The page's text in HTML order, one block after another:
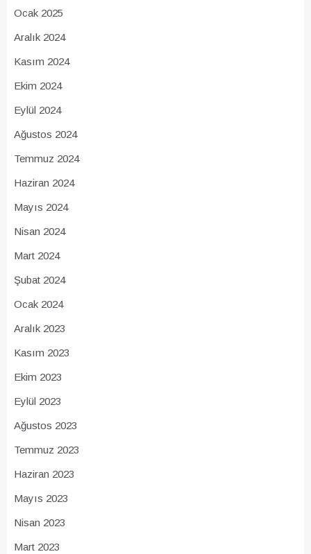
Ocak 2025
Aralık 2024
Kasım 2024
Ekim 2024
Eylül 2024
Ağustos 2024
Temmuz 2024
Haziran 2024
Mayıs 2024
Nisan 2024
Mart 2024
Şubat 2024
Ocak 2024
Aralık 2023
Kasım 2023
Ekim 2023
Eylül 2023
Ağustos 2023
Temmuz 2023
Haziran 2023
Mayıs 2023
Nisan 2023
Mart 2023